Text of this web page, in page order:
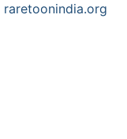
raretoonindia.org